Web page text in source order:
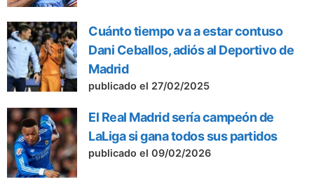
Cuánto tiempo va a estar contuso
Dani Ceballos, adiós al Deportivo de
Madrid
publicado el 27/02/2025
El Real Madrid sería campeón de
LaLiga si gana todos sus partidos
publicado el 09/02/2026